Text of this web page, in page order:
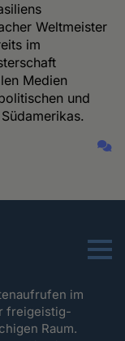
Weltmeister
im
Medien
und
Menu
im
freigeistig-
Raum.